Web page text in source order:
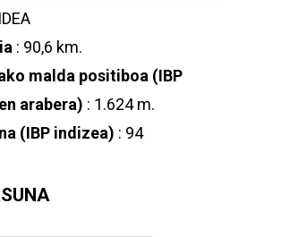
: 90,6 km.
malda positiboa (IBP
arabera) : 1.624 m.
(IBP indizea) : 94